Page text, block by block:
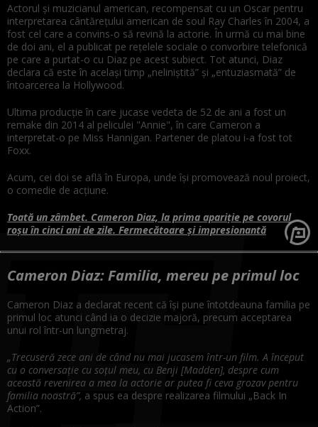
Actorul şi muzicianul american, recompensat cu un Oscar pentru
interpretarea cântăreţului american de soul Ray Charles în 2004, a
fost cel care a convins-o să revină la actorie. În urmă cu mai bine
de doi ani, el a publicat pe reţelele sociale o convorbire telefonică
pe care a purtat-o cu Diaz pe acest subiect. Tot atunci, Diaz
declara că este în acelaşi timp „neliniştită” şi „entuziasmată” de
întoarcerea la Hollywood.
Ultima producție în care jucase vedeta de 52 de ani a fost un
remake din 2014 al peliculei "Annie", în care Cameron a
interpretat-o pe Miss Hannigan. Partener de platou i-a fost tot
Foxx.
Acum, cei doi se află în Europa, unde își promovează noul proiect,
o comedie de acțiune.
Toată un zâmbet. Cameron Diaz, la prima apariție pe covorul
roșu în cinci ani de zile. Fermecătoare și impresionantă
Cameron Diaz: Familia, mereu pe primul loc
Cameron Diaz a declarat recent că își pune întotdeauna familia pe
primul loc atunci când ia o decizie majoră, precum acceptarea
unui rol într-un lungmetraj.
⁠„Trecuseră zece ani de când nu mai jucasem într-un film. A început
cu o conversație cu soțul meu, cu Benji [Madden], despre cum
această revenirea a mea la actorie ar putea fi ceva grozav pentru
familia noastră”, a spus ea despre realizarea filmului „Back In
Action”.